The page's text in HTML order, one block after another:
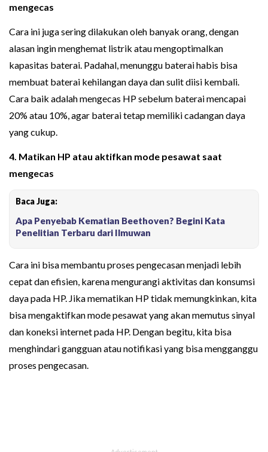
mengecas
Cara ini juga sering dilakukan oleh banyak orang, dengan
alasan ingin menghemat listrik atau mengoptimalkan
kapasitas baterai. Padahal, menunggu baterai habis bisa
membuat baterai kehilangan daya dan sulit diisi kembali.
Cara baik adalah mengecas HP sebelum baterai mencapai
20% atau 10%, agar baterai tetap memiliki cadangan daya
yang cukup.
4. Matikan HP atau aktifkan mode pesawat saat
mengecas
Baca Juga:
Apa Penyebab Kematian Beethoven? Begini Kata
Penelitian Terbaru dari Ilmuwan
Cara ini bisa membantu proses pengecasan menjadi lebih
cepat dan efisien, karena mengurangi aktivitas dan konsumsi
daya pada HP. Jika mematikan HP tidak memungkinkan, kita
bisa mengaktifkan mode pesawat yang akan memutus sinyal
dan koneksi internet pada HP. Dengan begitu, kita bisa
menghindari gangguan atau notifikasi yang bisa mengganggu
proses pengecasan.